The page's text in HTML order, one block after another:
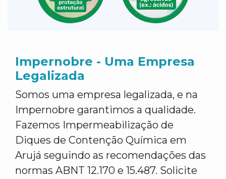
Impernobre - Uma Empresa
Legalizada
Somos uma empresa legalizada, e na
Impernobre garantimos a qualidade.
Fazemos Impermeabilização de
Diques de Contenção Química em
Arujá seguindo as recomendações das
normas ABNT 12.170 e 15.487. Solicite